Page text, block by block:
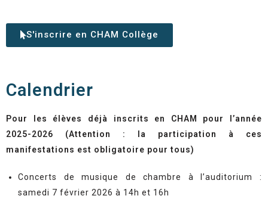
S'inscrire en CHAM Collège
Calendrier
Pour les élèves déjà inscrits en CHAM pour l’année
2025-2026 (Attention : la participation à ces
manifestations est obligatoire pour tous)
Concerts de musique de chambre à l’auditorium :
samedi 7 février 2026 à 14h et 16h